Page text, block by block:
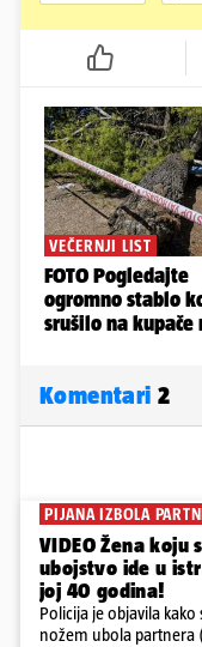
Komentari 2
PIJANA IZBOLA
VIDEO Žena koju
ubojstvo ide u
joj 40 godina!
Policija je objavila
nožem ubola partnera